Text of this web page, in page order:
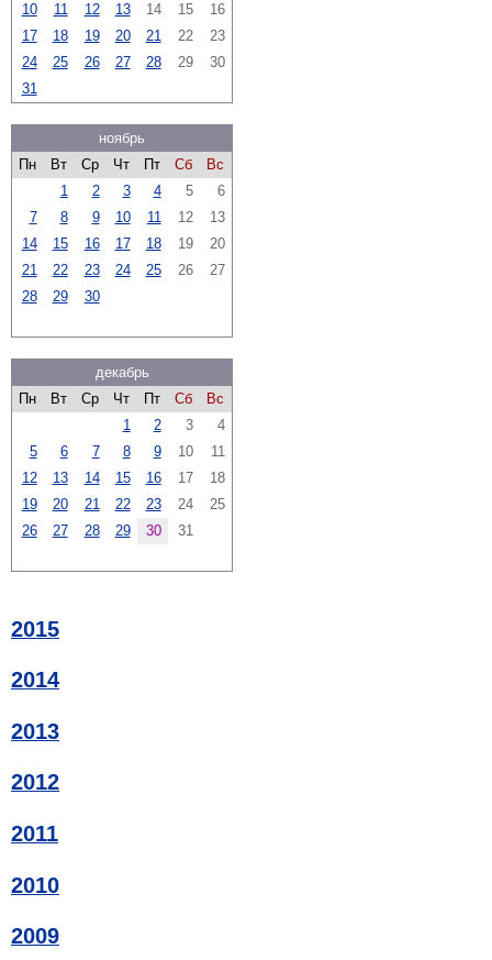
10
11 12 13 14 15
16
17
18 19 20 21 22
23
24
25 26 27 28 29
30
31
ноябрь
Пн
Вт Ср Чт Пт Сб
Вс
1
2 3 4 5
6
7
8 9 10 11 12
13
14
15 16 17 18 19
20
21
22 23 24 25 26
27
28
29 30
декабрь
Пн
Вт Ср Чт Пт Сб
Вс
1
2 3
4
5
6 7 8 9 10
11
12
13 14 15 16 17
18
19
20 21 22 23 24
25
26
27 28 29 30 31
2015
2014
2013
2012
2011
2010
2009